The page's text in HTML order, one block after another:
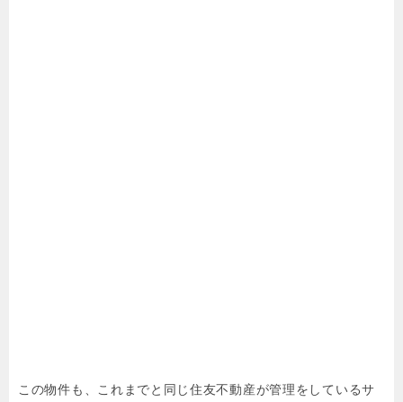
この物件も、これまでと同じ住友不動産が管理をしているサ